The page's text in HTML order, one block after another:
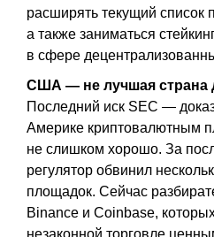
расширять текущий список
а также заниматься
в сфере
США — не лучшая страна
Последний иск SEC —
Америке криптовалютным
не слишком хорошо. За
регулятор обвинил
площадок. Сейчас
Binance и Coinbase,
незаконной торговле